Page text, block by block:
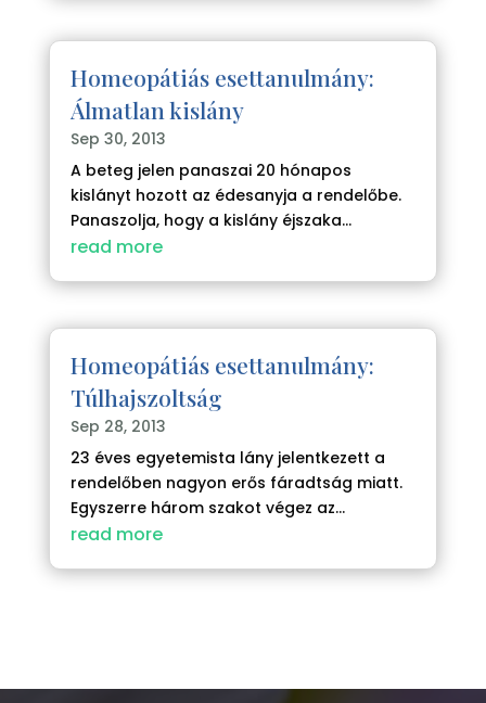
Homeopátiás esettanulmány:
Álmatlan kislány
Sep 30, 2013
A beteg jelen panaszai 20 hónapos
kislányt hozott az édesanyja a rendelőbe.
Panaszolja, hogy a kislány éjszaka...
read more
Homeopátiás esettanulmány:
Túlhajszoltság
Sep 28, 2013
23 éves egyetemista lány jelentkezett a
rendelőben nagyon erős fáradtság miatt.
Egyszerre három szakot végez az...
read more